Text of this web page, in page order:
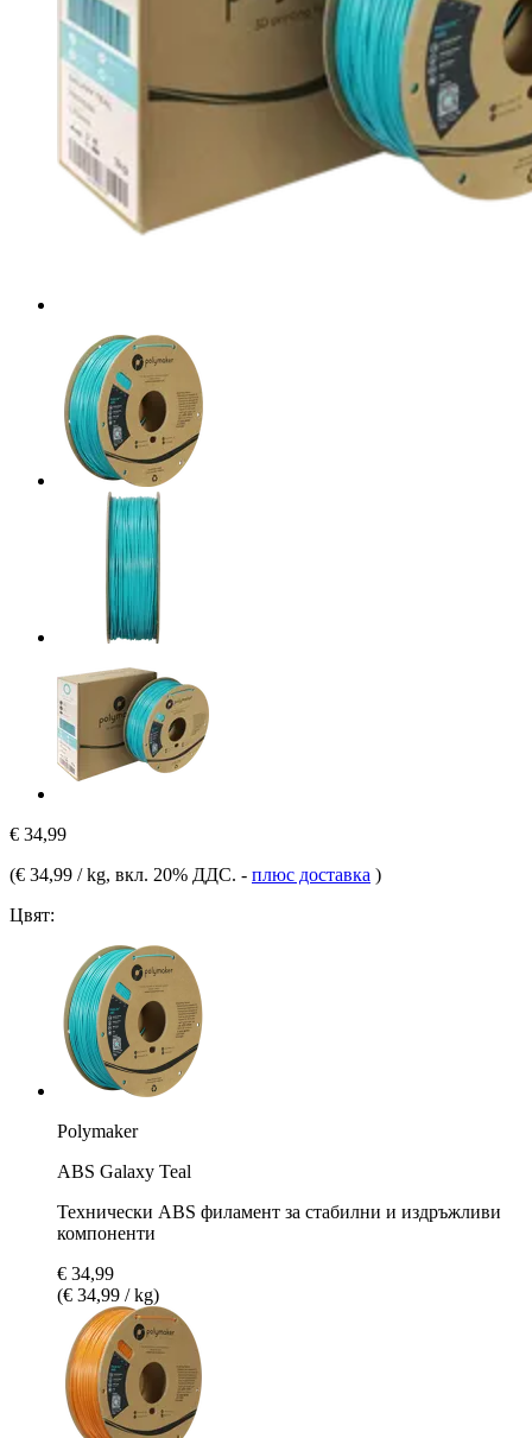
€ 34,99
(€ 34,99 / kg, вкл. 20% ДДС. - плюс доставка )
Цвят:
Polymaker
ABS Galaxy Teal
Технически ABS филамент за стабилни и издръжливи
компоненти
€ 34,99
(€ 34,99 / kg)